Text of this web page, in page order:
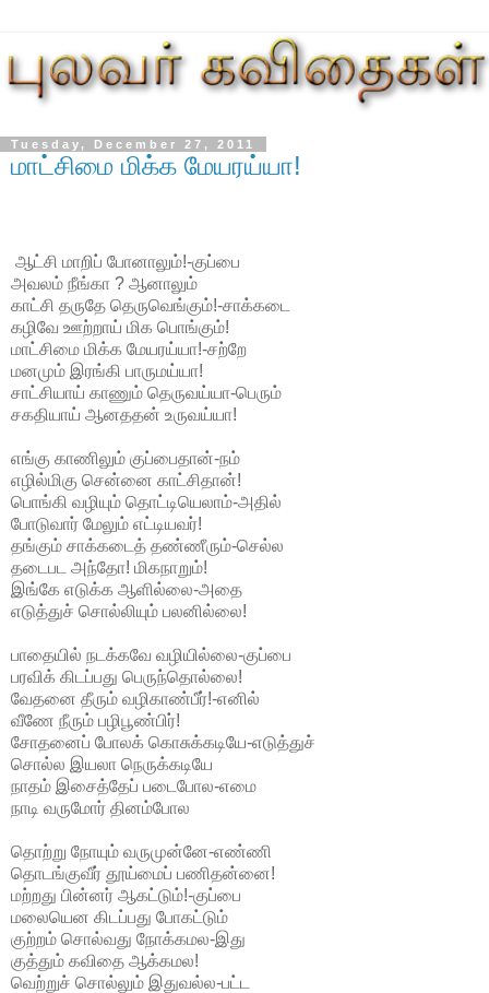
Tuesday, December 27, 2011
மாட்சிமை மிக்க மேயரய்யா!
ஆட்சி மாறிப் போனாலும்!-குப்பை
அவலம் நீங்கா ? ஆனாலும்
காட்சி தருதே தெருவெங்கும்!-சாக்கடை
கழிவே ஊற்றாய் மிக பொங்கும்!
மாட்சிமை மிக்க மேயரய்யா!-சற்றே
மனமும் இரங்கி பாருமய்யா!
சாட்சியாய் காணும் தெருவய்யா-பெரும்
சகதியாய் ஆனததன் உருவய்யா!
எங்கு காணிலும் குப்பைதான்-நம்
எழில்மிகு சென்னை காட்சிதான்!
பொங்கி வழியும் தொட்டியெலாம்-அதில்
போடுவார் மேலும் எட்டியவர்!
தங்கும் சாக்கடைத் தண்ணீரும்-செல்ல
தடைபட அந்தோ! மிகநாறும்!
இங்கே எடுக்க ஆளில்லை-அதை
எடுத்துச் சொல்லியும் பலனில்லை!
பாதையில் நடக்கவே வழியில்லை-குப்பை
பரவிக் கிடப்பது பெருந்தொல்லை!
வேதனை தீரும் வழிகாண்பீர்!-எனில்
வீணே நீரும் பழிபூண்பிர்!
சோதனைப் போலக் கொசுக்கடியே-எடுத்துச்
சொல்ல இயலா நெருக்கடியே
நாதம் இசைத்தேப் படைபோல-எமை
நாடி வருமோர் தினம்போல
தொற்று நோயும் வருமுன்னே-எண்ணி
தொடங்குவீர் தூய்மைப் பணிதன்னை!
மற்றது பின்னர் ஆகட்டும்!-குப்பை
மலையென கிடப்பது போகட்டும்
குற்றம் சொல்வது நோக்கமல-இது
குத்தும் கவிதை ஆக்கமல!
வெற்றுச் சொல்லும் இதுவல்ல-பட்ட